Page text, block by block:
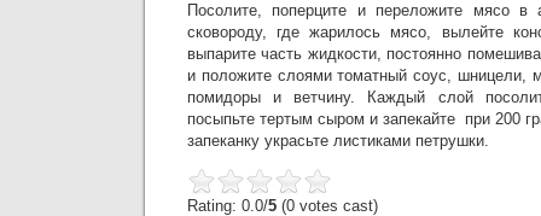
Посолите, поперците и переложите мясо
сковороду, где жарилось мясо, вылейте
выпарите часть жидкости, постоянно
и положите слоями томатный соус, шницели,
помидоры и ветчину. Каждый слой
посыпьте тертым сыром и запекайте при 200
запеканку украсьте листиками петрушки.
Rating: 0.0/5 (0 votes cast)